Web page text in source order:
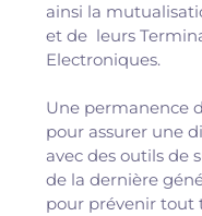
ainsi la
et de leurs
Electroniques.
Une permanence
pour assurer une
avec des outils de
de la dernière
pour prévenir tout